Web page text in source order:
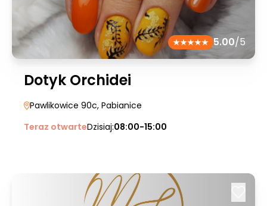
5.00/5
Dotyk Orchidei
Pawlikowice 90c, Pabianice
Teraz otwarteDzisiaj:08:00-15:00